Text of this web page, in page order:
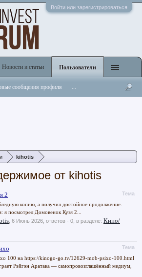
Войти или зарегистрироваться
kihotis
от kihotis
Тема
2
копию, а получил достойное продолжение.
я посмотрел Домовенок Кузя 2...
6 Июнь 2026 , ответов - 0, в разделе: Кино/
Тема
100 на https://kinogo-go.tv/12629-mob-psixo-100.html
Рэйгэн Аратака — самопровозглашённый медиум,
Новости и статьи Пользователи
сообщения профиля ...